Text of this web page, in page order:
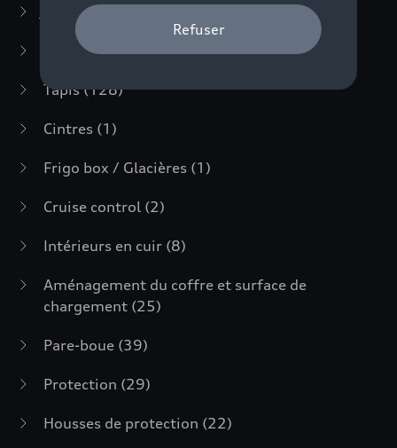
Confort et protection
Systèmes anti-martre(3)
Tapis(128)
Cintres (1)
Frigo box / Glacières (1)
Cruise control (2)
Intérieurs en cuir (8)
Aménagement du coffre et surface de
chargement (25)
Pare-boue (39)
Protection (29)
Housses de protection (22)